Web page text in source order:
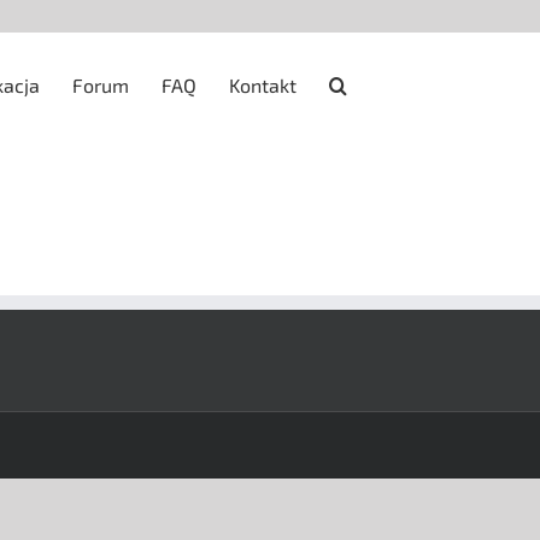
Forum FAQ Kontakt